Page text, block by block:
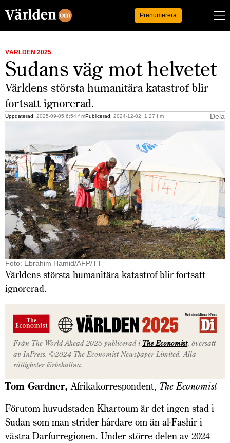
Prenumerera
VÄRLDEN 2025
Sudans väg mot helvetet
Världens största humanitära katastrof blir
fortsatt ignorerad.
Uppdaterad: 2025-09-05,6:54 f mPublicerad: 2024-12-02, 1:27 f m Dela
Foto: Ebrahim Hamid/AFP/TT
Världens största humanitära katastrof blir fortsatt
ignorerad.
Från The World Ahead 2025 publicerad i The Economist, översatt
av InPress. ©2024 The Economist Newspaper Limited. Alla
rättigheter förbehållna.
Tom Gardner,Afrikakorrespondent, The Economist
Förutom huvudstaden Khartoum är det ingen stad i
Sudan som man strider hårdare om än al-Fashir i
västra Darfurregionen. Under större delen av 2024